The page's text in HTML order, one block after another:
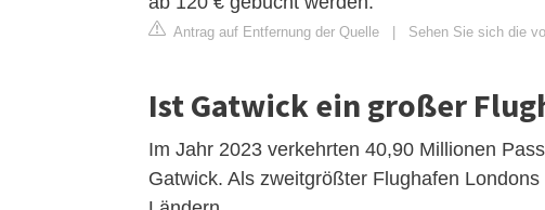
Antrag auf Entfernung der Quelle | Sehen Sie sich die
Ist Gatwick ein großer
Im Jahr 2023 verkehrten 40,90 Millionen
Gatwick. Als zweitgrößter Flughafen